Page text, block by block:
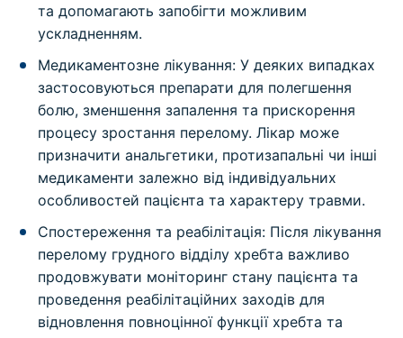
та допомагають запобігти можливим
ускладненням.
Медикаментозне лікування: У деяких випадках
застосовуються препарати для полегшення
болю, зменшення запалення та прискорення
процесу зростання перелому. Лікар може
призначити анальгетики, протизапальні чи інші
медикаменти залежно від індивідуальних
особливостей пацієнта та характеру травми.
Спостереження та реабілітація: Після лікування
перелому грудного відділу хребта важливо
продовжувати моніторинг стану пацієнта та
проведення реабілітаційних заходів для
відновлення повноцінної функції хребта та